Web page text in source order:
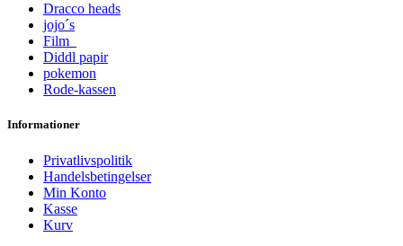
Dracco heads
jojo´s
Film
Diddl papir
pokemon
Rode-kassen
Informationer
Privatlivspolitik
Handelsbetingelser
Min Konto
Kasse
Kurv